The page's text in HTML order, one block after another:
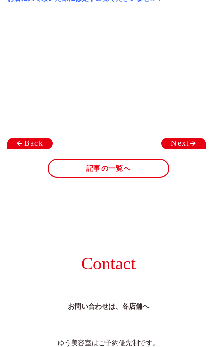
Back
記事の一覧へ
Next
Contact
お問い合わせは、各店舗へ
ゆう美容室はご予約優先制です。